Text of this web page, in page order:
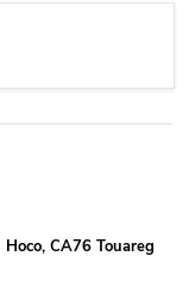
CA76 Touareg